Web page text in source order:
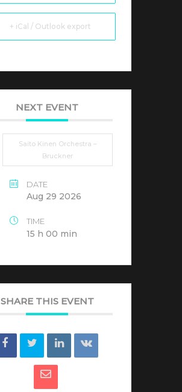
+ iCal / Outlook export
NEXT EVENT
Saito Kinen Orchestra –
Bruckner
DATE
Aug 29 2026
TIME
15 h 00 min
SHARE THIS EVENT